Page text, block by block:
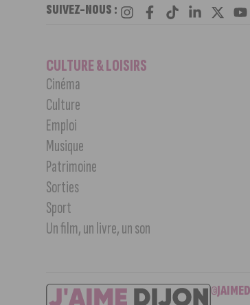
SUIVEZ-NOUS :
CULTURE & LOISIRS
Cinéma
Culture
Emploi
Musique
Patrimoine
Sorties
Sport
Un film, un livre, un son